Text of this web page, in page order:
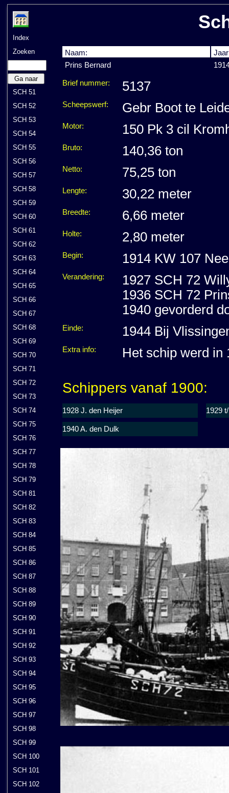
Index
Zoeken
Ga naar
SCH 51
SCH 52
SCH 53
SCH 54
SCH 55
SCH 56
SCH 57
SCH 58
SCH 59
SCH 60
SCH 61
SCH 62
SCH 63
SCH 64
SCH 65
SCH 66
SCH 67
SCH 68
SCH 69
SCH 70
SCH 71
SCH 72
SCH 73
SCH 74
SCH 75
SCH 76
SCH 77
SCH 78
SCH 79
SCH 81
SCH 82
SCH 83
SCH 84
SCH 85
SCH 86
SCH 87
SCH 88
SCH 89
SCH 90
SCH 91
SCH 92
SCH 93
SCH 94
SCH 95
SCH 96
SCH 97
SCH 98
SCH 99
SCH 100
SCH 101
SCH 102
Naam:
Prins Bernard
Brief nummer: 5137
Scheepswerf: Gebr Boot te
Motor: 150 Pk 3 cil
Bruto: 140,36 ton
Netto: 75,25 ton
Lengte: 30,22 meter
Breedte: 6,66 meter
Holte: 2,80 meter
Begin: 1914 KW 107
Verandering:
1927 SCH 72
1936 SCH 72
1940 gevorderd
Einde: 1944 Bij
Extra info: Het schip werd in
Schippers vanaf 1900:
1928 J. den Heijer 1929
1940 A. den Dulk